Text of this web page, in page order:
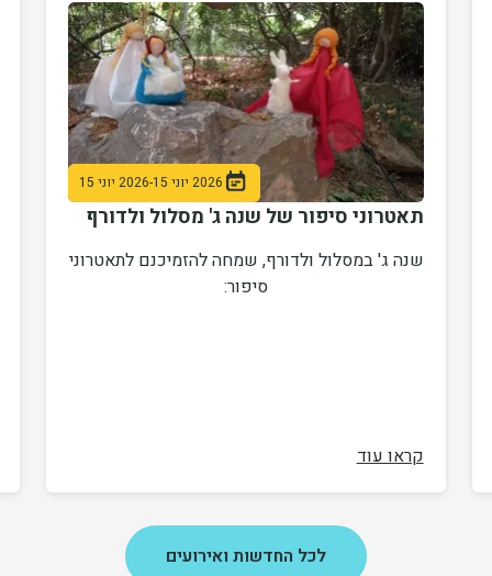
2026 יוני 15 -2026 יוני 15
תאטרוני סיפור של שנה ג' מסלול ולדורף
שנה ג' במסלול ולדורף, שמחה להזמיכנם לתאטרוני
סיפור:
קראו עוד
לכל החדשות ואירועים